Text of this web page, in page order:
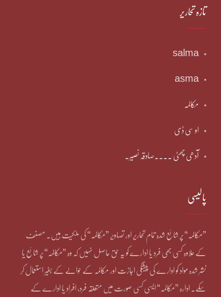
تازہ تحاریر
salma
asma
مکالمہ
او سی ڈی
آدھی چھٹی ۔۔۔۔صادقہ نصیر۔
پالیسی
”مکالمہ“ پر شائع شدہ تمام تحاریر اور تصاویر ”مکالمہ“ کی ملکیت ہیں۔ مصنف
کے علاوہ کسی بھی فرد یا ادارے کو یہ حق حاصل نہیں کہ وہ ”مکالمہ“ پر شائع یا
نشر شدہ مواد کو ادارے کی پیشگی اجازت اور مکالمہ کے حوالے کے بغیر استعمال کر
سکے۔ ادارہ ”مکالمہ“ ایسی کسی صورت میں متعلقہ فرد، افراد یا ادارے کے